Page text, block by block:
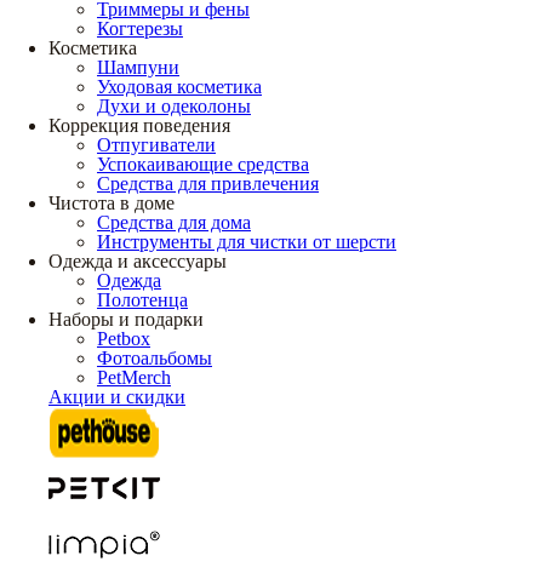
Триммеры и фены
Когтерезы
Косметика
Шампуни
Уходовая косметика
Духи и одеколоны
Коррекция поведения
Отпугиватели
Успокаивающие средства
Средства для привлечения
Чистота в доме
Средства для дома
Инструменты для чистки от шерсти
Одежда и аксессуары
Одежда
Полотенца
Наборы и подарки
Petbox
Фотоальбомы
PetMerch
Акции и скидки